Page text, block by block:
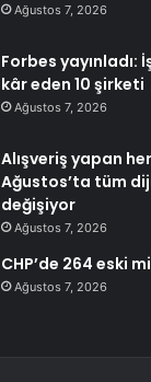
Ağustos 7, 2026
Forbes yayınladı:
kâr eden 10 şirketi
Ağustos 7, 2026
Alışveriş yapan
Ağustos’ta tüm
değişiyor
Ağustos 7, 2026
CHP’de 264 eski
Ağustos 7, 2026